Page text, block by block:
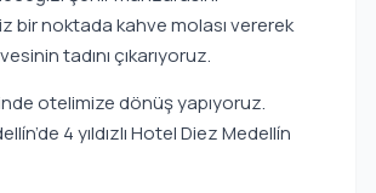
bir noktada kahve molası vererek
tadını çıkarıyoruz.
otelimize dönüş yapıyoruz.
4 yıldızlı Hotel Diez Medellín